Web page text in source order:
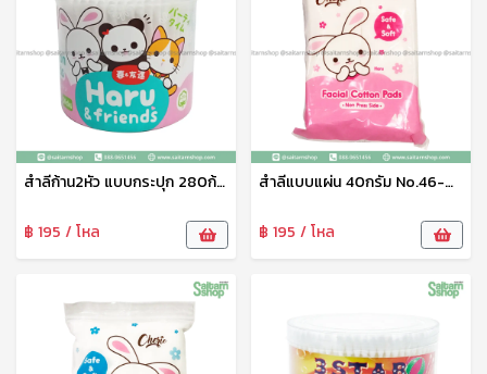
สำลีก้าน2หัว แบบกระปุก 280ก้าน Haru
฿ 195 / โหล
สำลีแบบแผ่น 40กรัม No.46-001-12 ฮารุ-เชอรี่
฿ 195 / โหล